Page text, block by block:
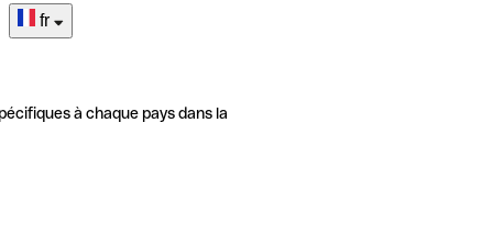
fr
à chaque pays dans la